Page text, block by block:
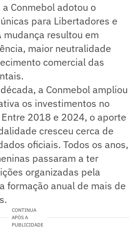
Conmebol adotou o
para Libertadores e
mudança resultou em
maior neutralidade
comercial das
a Conmebol ampliou
os investimentos no
2018 e 2024, o aporte
cresceu cerca de
oficiais. Todos os anos,
passaram a ter
organizadas pela
formação anual de mais de
CONTINUA
APÓS A
PUBLICIDADE